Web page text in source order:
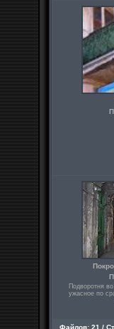
Подворотня
ужасное по
Файлов: 21 /